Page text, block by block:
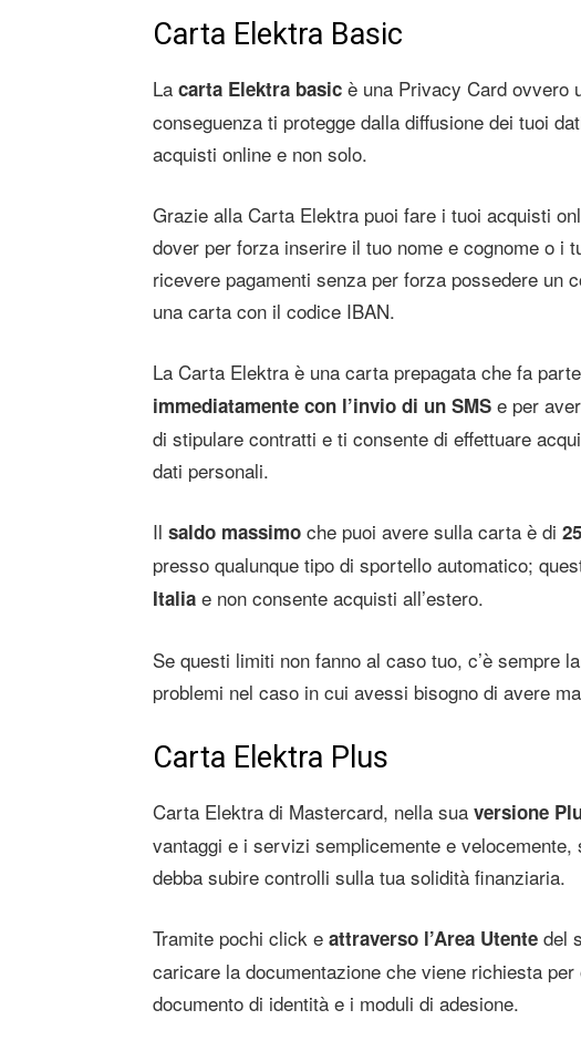
Carta Elektra Basic
La carta Elektra basic è una Privacy Card ovvero
conseguenza ti protegge dalla diffusione dei tuoi
acquisti online e non solo.
Grazie alla Carta Elektra puoi fare i tuoi acquisti
dover per forza inserire il tuo nome e cognome o i
ricevere pagamenti senza per forza possedere un
una carta con il codice IBAN.
La Carta Elektra è una carta prepagata che fa
immediatamente con l’invio di un SMS e per
di stipulare contratti e ti consente di effettuare
dati personali.
Il saldo massimo che puoi avere sulla carta è di
presso qualunque tipo di sportello automatico;
Italia e non consente acquisti all’estero.
Se questi limiti non fanno al caso tuo, c’è sempre
problemi nel caso in cui avessi bisogno di avere
Carta Elektra Plus
Carta Elektra di Mastercard, nella sua versione
vantaggi e i servizi semplicemente e
debba subire controlli sulla tua solidità finanziaria.
Tramite pochi click e attraverso l’Area Utente del
caricare la documentazione che viene richiesta
documento di identità e i moduli di adesione.